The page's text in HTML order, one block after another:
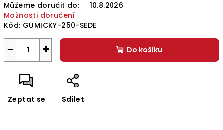
Můžeme doručit do:
10.8.2026
Možnosti doručení
Kód: GUMICKY-250-SEDE
+
− Do košíku
Zeptat se Sdílet